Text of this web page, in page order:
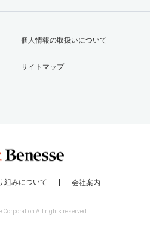
個人情報の取扱いについて
サイトマップ
組みについて 会社案内
Corporation All rights reserved.